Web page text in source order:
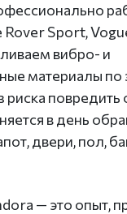
Sport,
вибро- и
материалы по
риска повредить
в день
двери, пол,
— это опыт,